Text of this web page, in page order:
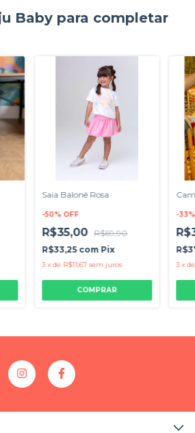
Baby para completar
Saia Balonê Rosa
-50% OFF
R$35,00 R$69,90
R$33,25 com Pix
3 xde R$11,67 sem juros
COMPRAR
-33
3 x